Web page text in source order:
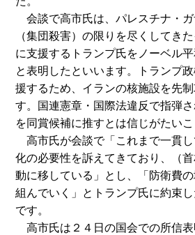
会談で高市氏は、パレスチナ・
（集団殺害）の限りを尽くしてき
に支援するトランプ氏をノーベル
と表明したといいます。トランプ
援するため、イランの核施設を先
す。国連憲章・国際法違反で指弾
を同賞候補に推すとは信じがたいこ
高市氏が会談で「これまで一貫
化の必要性を訴えてきており、（
動に移している」とし、「防衛費
組んでいく」とトランプ氏に約束
です。
高市氏は２４日の国会での所信